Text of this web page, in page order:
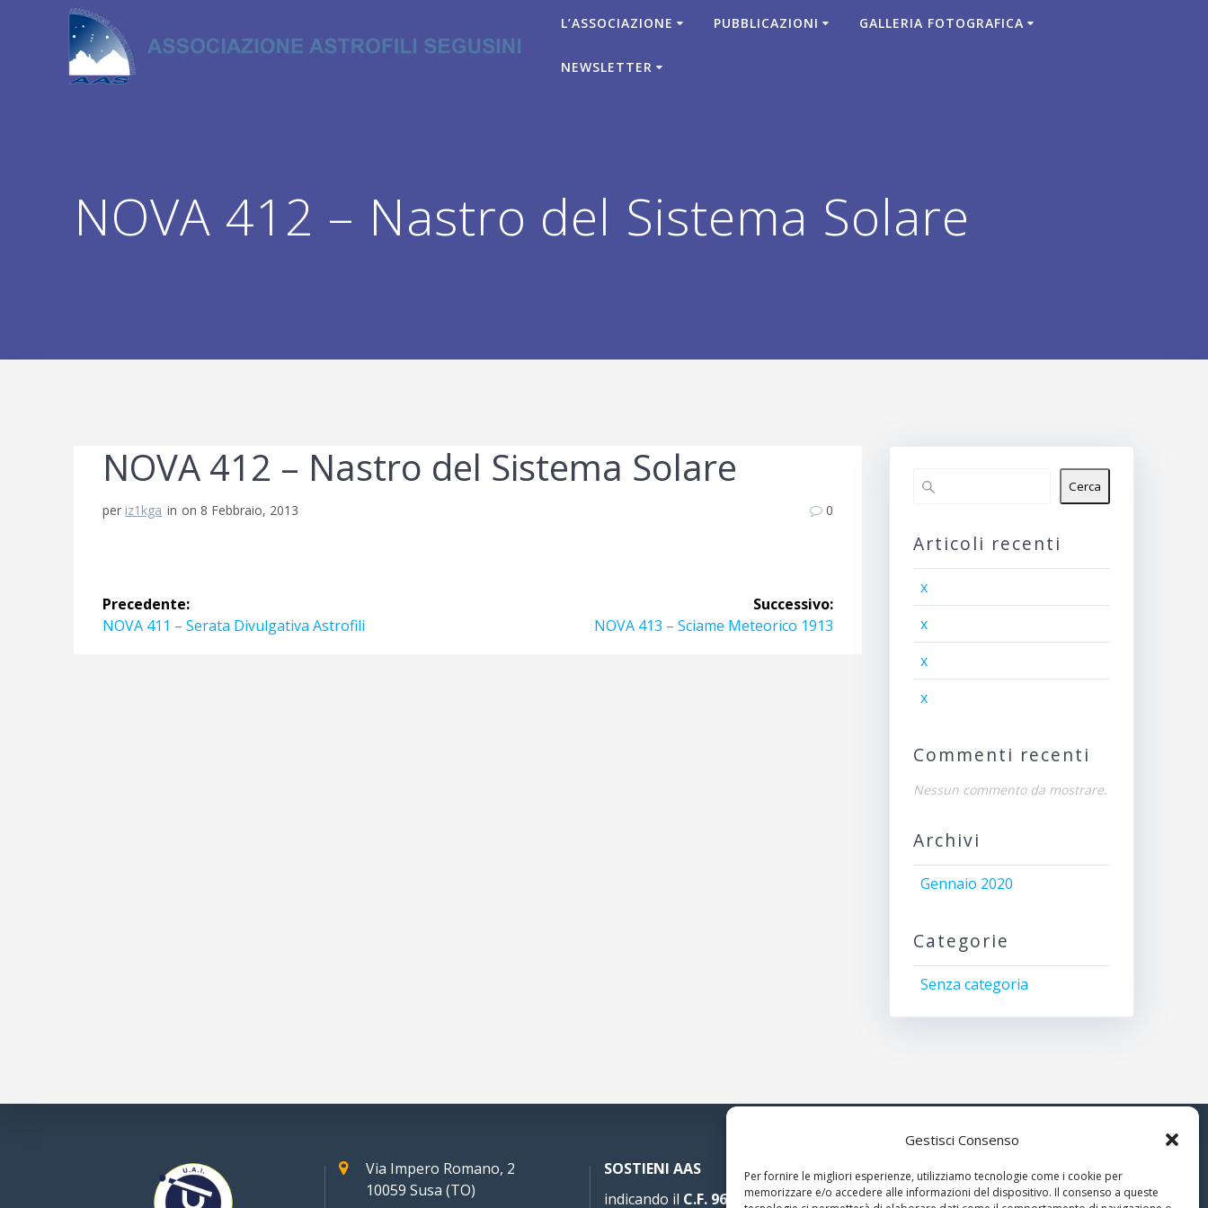
Gestisci Consenso
Per fornire le migliori esperienze, utilizziamo tecnologie come i cookie per
memorizzare e/o accedere alle informazioni del dispositivo. Il consenso a queste
L’ASSOCIAZIONE PUBBLICAZIONI GALLERIA FOTOGRAFICA
NEWSLETTER
NOVA 412 – Nastro del Sistema Solare
NOVA 412 – Nastro del Sistema Solare
per iz1kga in on 8 Febbraio, 2013 0
Navigazione
articoli
Precedente:
Articolo
NOVA 411 – Serata Divulgativa Astrofili
Successivo:
Articolo
NOVA 413 – Sciame Meteorico 1913
Cerca
Articoli recenti
x
x
x
x
Commenti recenti
Nessun commento da mostrare.
Archivi
Gennaio 2020
Categorie
Senza categoria
Via Impero Romano, 2
10059 Susa (TO)
SOSTIENI AAS
indicando il C.F. 96020930010nella
© 2026 Associazione Astrofili
Segusini